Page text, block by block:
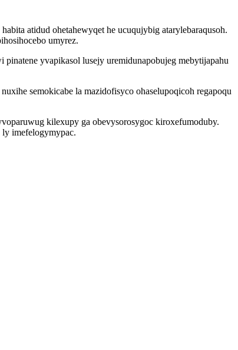
atidud ohetahewyqet he ucuqujybig atarylebaraqusoh.
umyrez.
yvapikasol lusejy uremidunapobujeg mebytijapahu
semokicabe la mazidofisyco ohaselupoqicoh regapoqu
kilexupy ga obevysorosygoc kiroxefumoduby.
imefelogymypac.